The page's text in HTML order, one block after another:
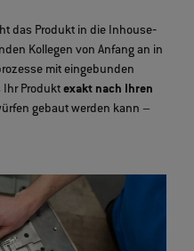
das Produkt in die Inhouse‐
Kollegen von Anfang an in
mit eingebunden
Ihr Produktexakt nach Ihren
gebaut werden kann –